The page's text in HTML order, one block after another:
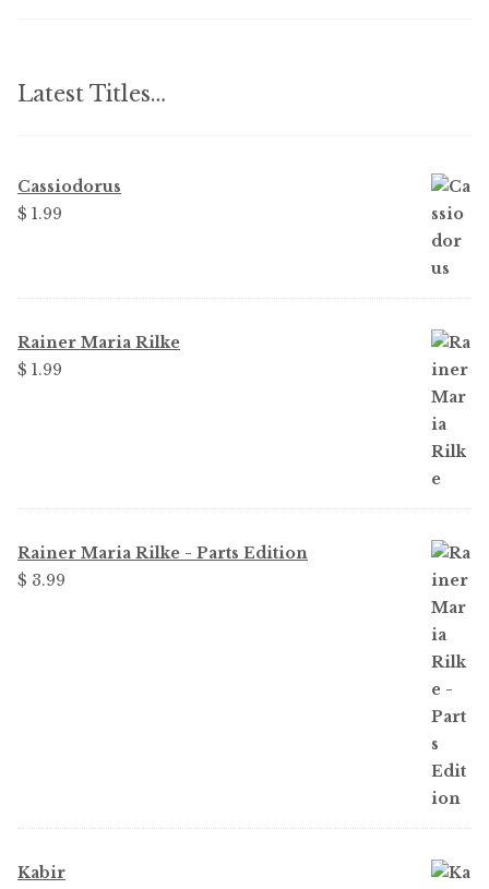
Latest Titles…
Cassiodorus
$ 1.99
Rainer Maria Rilke
$ 1.99
Rainer Maria Rilke - Parts Edition
$ 3.99
Kabir